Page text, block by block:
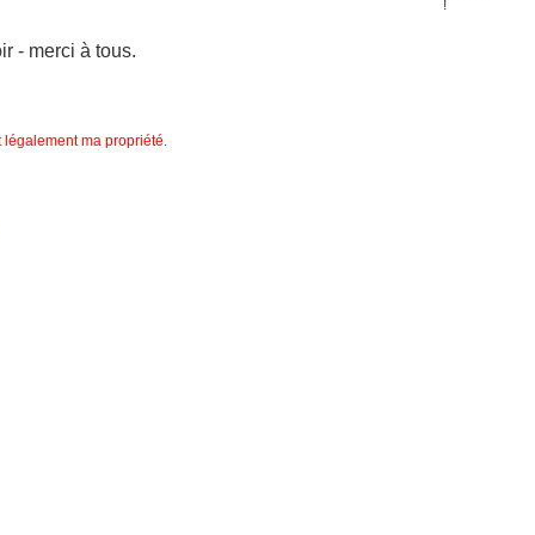
- merci à tous.
légalement ma propriété.